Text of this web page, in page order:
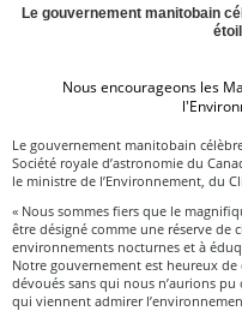
Le gouvernement manitobain
Nous encourageons les
Le gouvernement manitobain
Société royale d’astronomie du
le ministre de l’Environnement, du
« Nous sommes fiers que le
être désigné comme une réserve de
environnements nocturnes et à
Notre gouvernement est heureux
dévoués sans qui nous n’aurions
qui viennent admirer